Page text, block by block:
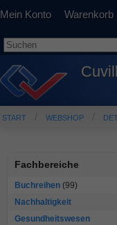
Mein Konto Warenkorb
START WEBSHOP
Fachbereiche
Buchreihen (99)
Nachhaltigkeit
Gesundheitswesen